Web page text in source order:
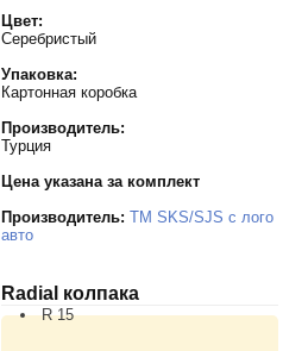
Цвет:
Серебристый
Упаковка:
Картонная коробка
Производитель:
Турция
Цена указана за комплект
Производитель: TM SKS/SJS с лого
авто
Radial колпака
R 15